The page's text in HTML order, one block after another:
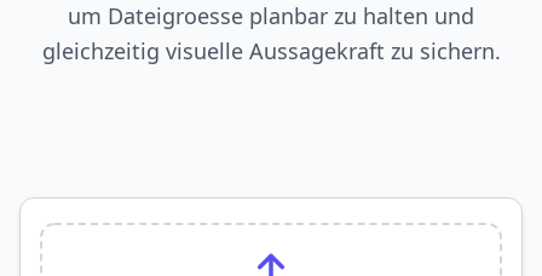
um Dateigroesse planbar zu halten und
gleichzeitig visuelle Aussagekraft zu sichern.